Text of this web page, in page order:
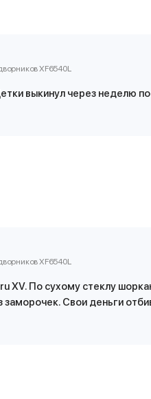
XF6540L
выкинул через неделю
XF6540L
XV. По сухому стеклу
заморочек. Свои деньги